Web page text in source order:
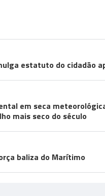
estatuto do cidadão
em seca
mais seco do século
baliza do Marítimo